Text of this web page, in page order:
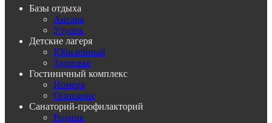
Базы отдыха
Ангара
Утулик
Детские лагеря
Юбилейный
Здоровье
Гостиничный комплекс
Номера
Описание
Санаторий-профилакторий
Родник